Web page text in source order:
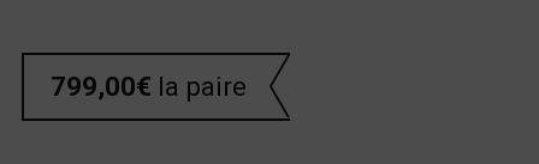
799,00€ la paire